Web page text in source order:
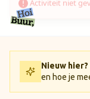
Ga naar inhoud /
Nieuw hier?
en hoe je